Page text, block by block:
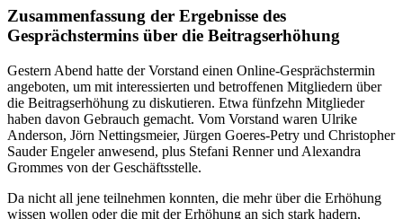
Zusammenfassung der Ergebnisse des
Gesprächstermins über die Beitragserhöhung
Gestern Abend hatte der Vorstand einen Online-Gesprächstermin
angeboten, um mit interessierten und betroffenen Mitgliedern über
die Beitragserhöhung zu diskutieren. Etwa fünfzehn Mitglieder
haben davon Gebrauch gemacht. Vom Vorstand waren Ulrike
Anderson, Jörn Nettingsmeier, Jürgen Goeres-Petry und Christopher
Sauder Engeler anwesend, plus Stefani Renner und Alexandra
Grommes von der Geschäftsstelle.
Da nicht all jene teilnehmen konnten, die mehr über die Erhöhung
wissen wollen oder die mit der Erhöhung an sich stark hadern,